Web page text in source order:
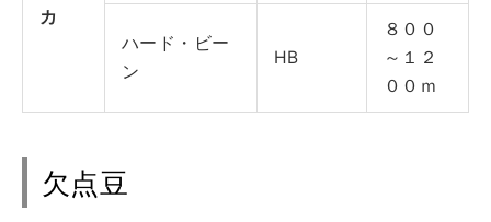
カ
ハード・ビー
ン
HB
８００
～１２
００ｍ
欠点豆